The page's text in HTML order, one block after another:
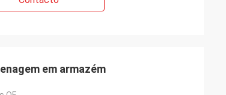
em armazém